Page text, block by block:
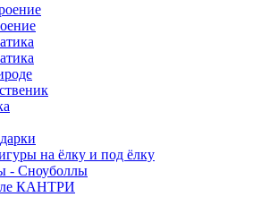
на ёлку и под ёлку
- Сноуболлы
КАНТРИ